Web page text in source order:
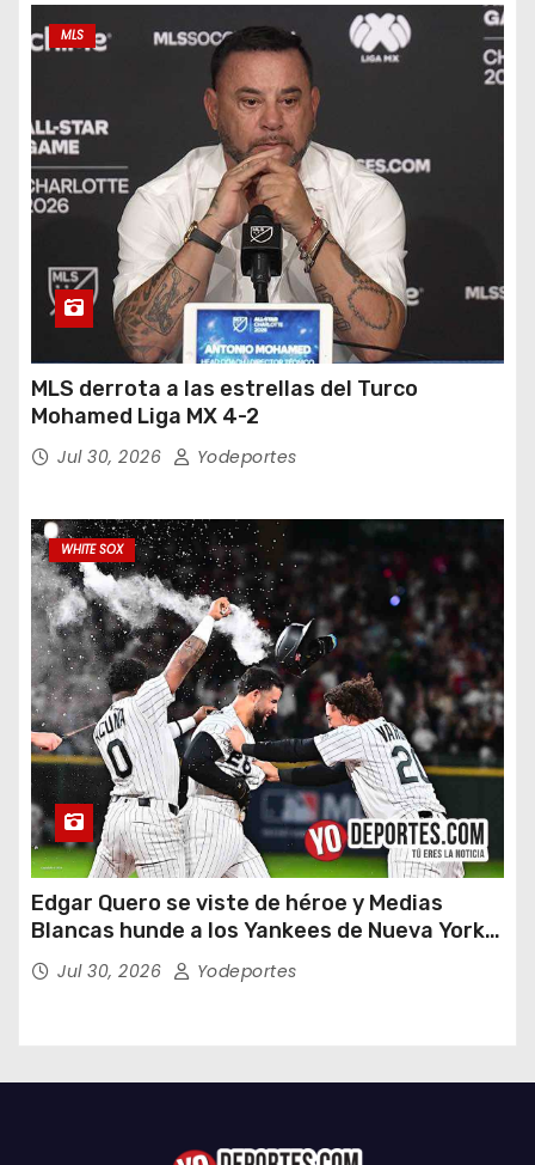
MLS
MLS derrota a las estrellas del Turco
Mohamed Liga MX 4-2
Jul 30, 2026 Yodeportes
WHITE SOX
Edgar Quero se viste de héroe y Medias
Blancas hunde a los Yankees de Nueva York
en doce entradas
Jul 30, 2026 Yodeportes